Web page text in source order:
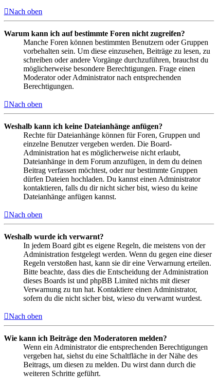
Nach oben
Warum kann ich auf bestimmte Foren nicht zugreifen?
Manche Foren können bestimmten Benutzern oder Gruppen
vorbehalten sein. Um diese einzusehen, Beiträge zu lesen, zu
schreiben oder andere Vorgänge durchzuführen, brauchst du
möglicherweise besondere Berechtigungen. Frage einen
Moderator oder Administrator nach entsprechenden
Berechtigungen.
Nach oben
Weshalb kann ich keine Dateianhänge anfügen?
Rechte für Dateianhänge können für Foren, Gruppen und
einzelne Benutzer vergeben werden. Die Board-
Administration hat es möglicherweise nicht erlaubt,
Dateianhänge in dem Forum anzufügen, in dem du deinen
Beitrag verfassen möchtest, oder nur bestimmte Gruppen
dürfen Dateien hochladen. Du kannst einen Administrator
kontaktieren, falls du dir nicht sicher bist, wieso du keine
Dateianhänge anfügen kannst.
Nach oben
Weshalb wurde ich verwarnt?
In jedem Board gibt es eigene Regeln, die meistens von der
Administration festgelegt werden. Wenn du gegen eine dieser
Regeln verstoßen hast, kann sie dir eine Verwarnung erteilen.
Bitte beachte, dass dies die Entscheidung der Administration
dieses Boards ist und phpBB Limited nichts mit dieser
Verwarnung zu tun hat. Kontaktiere einen Administrator,
sofern du die nicht sicher bist, wieso du verwarnt wurdest.
Nach oben
Wie kann ich Beiträge den Moderatoren melden?
Wenn ein Administrator die entsprechenden Berechtigungen
vergeben hat, siehst du eine Schaltfläche in der Nähe des
Beitrags, um diesen zu melden. Du wirst dann durch die
weiteren Schritte geführt.